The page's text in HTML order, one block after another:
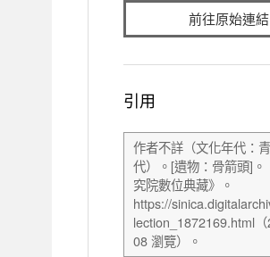
前往原始連結
引用